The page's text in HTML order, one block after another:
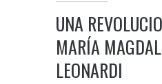
UNA
MARÍA
LEONARDI